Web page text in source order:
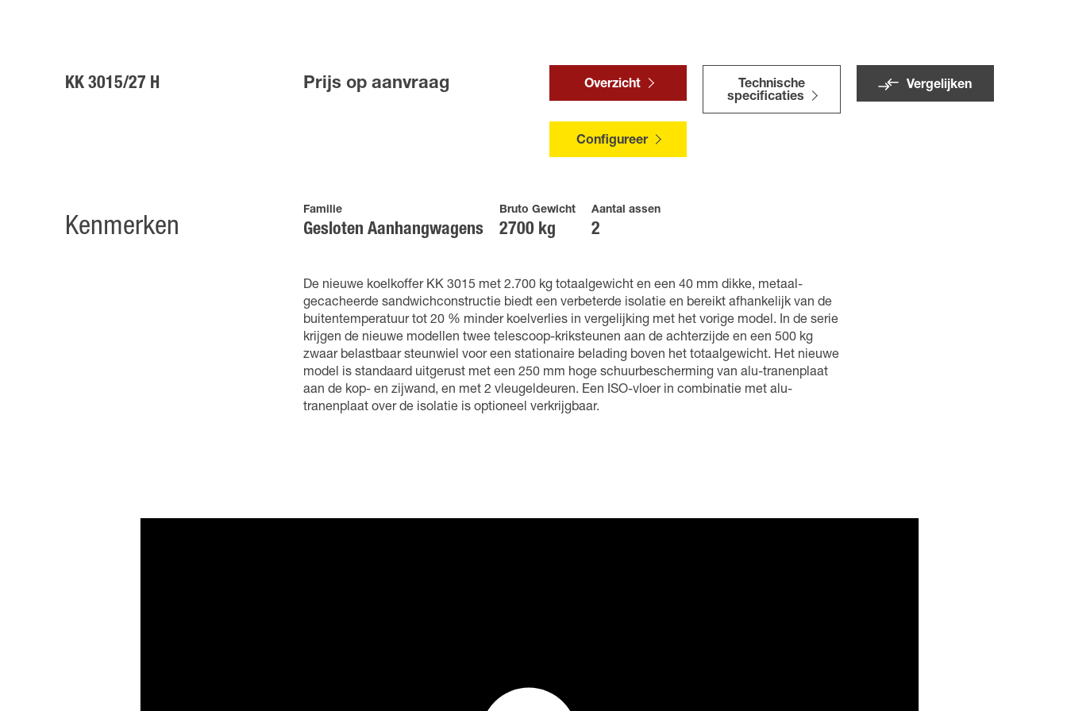
KK 3015/27 H Prijs op aanvraag Overzicht
Technische
specificaties
Vergelijken
Configureer
Kenmerken
Familie
Gesloten Aanhangwagens
Bruto Gewicht
2700 kg
Aantal assen
2
De nieuwe koelkoffer KK 3015 met 2.700 kg totaalgewicht en een 40 mm dikke, metaal-
gecacheerde sandwichconstructie biedt een verbeterde isolatie en bereikt afhankelijk van de
buitentemperatuur tot 20 % minder koelverlies in vergelijking met het vorige model. In de serie
krijgen de nieuwe modellen twee telescoop-kriksteunen aan de achterzijde en een 500 kg
zwaar belastbaar steunwiel voor een stationaire belading boven het totaalgewicht. Het nieuwe
model is standaard uitgerust met een 250 mm hoge schuurbescherming van alu-tranenplaat
aan de kop- en zijwand, en met 2 vleugeldeuren. Een ISO-vloer in combinatie met alu-
tranenplaat over de isolatie is optioneel verkrijgbaar.